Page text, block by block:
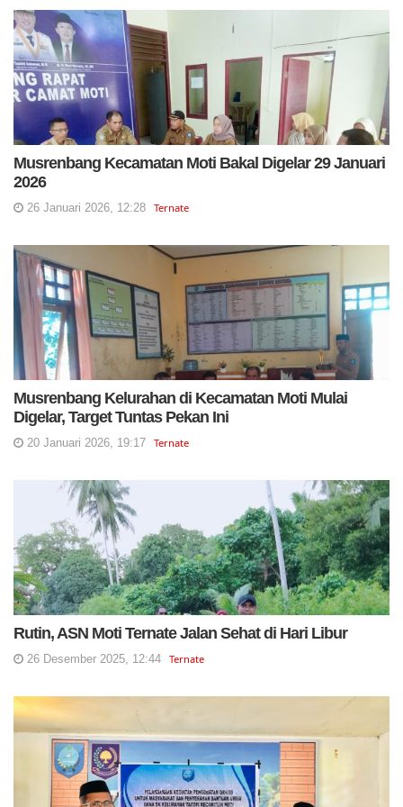
Musrenbang Kecamatan Moti Bakal Digelar 29 Januari
2026
26 Januari 2026, 12:28 Ternate
Musrenbang Kelurahan di Kecamatan Moti Mulai
Digelar, Target Tuntas Pekan Ini
20 Januari 2026, 19:17 Ternate
Rutin, ASN Moti Ternate Jalan Sehat di Hari Libur
26 Desember 2025, 12:44 Ternate